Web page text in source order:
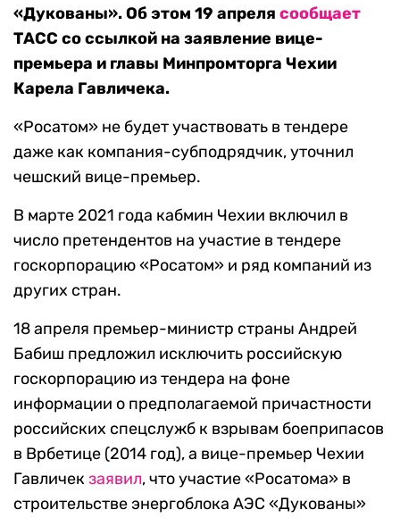
«Дукованы». Об этом 19 апреля сообщает
ТАСС со ссылкой на заявление вице-
премьера и главы Минпромторга Чехии
Карела Гавличека.
«Росатом» не будет участвовать в тендере
даже как компания-субподрядчик, уточнил
чешский вице-премьер.
В марте 2021 года кабмин Чехии включил в
число претендентов на участие в тендере
госкорпорацию «Росатом» и ряд компаний из
других стран.
18 апреля премьер-министр страны Андрей
Бабиш предложил исключить российскую
госкорпорацию из тендера на фоне
информации о предполагаемой причастности
российских спецслужб к взрывам боеприпасов
в Врбетице (2014 год), а вице-премьер Чехии
Гавличекзаявил, что участие «Росатома» в
строительстве энергоблока АЭС «Дукованы»